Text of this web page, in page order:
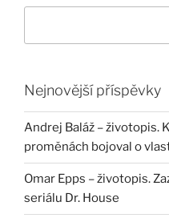
Nejnovější příspěvky
Andrej Baláž – životopis.
proměnách bojoval o
Omar Epps – životopis.
seriálu Dr. House